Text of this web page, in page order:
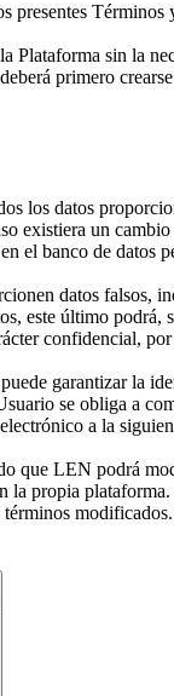
presentes Términos
Plataforma sin la
primero
los datos
existiera un
el banco de datos
datos falsos,
este último podrá,
confidencial,
garantizar la
se obliga a
a la
que LEN podrá
la propia
modificados.